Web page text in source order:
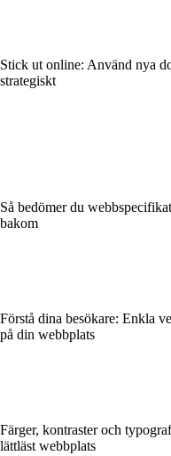
Stick ut online: Använd nya
strategiskt
Så bedömer du
bakom
Förstå dina besökare: Enkla
på din webbplats
Färger, kontraster och
lättläst webbplats